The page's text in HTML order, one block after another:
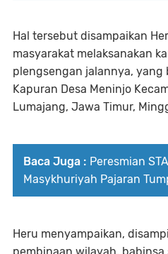
Hal tersebut disampaikan
masyarakat melaksanakan
plengsengan jalannya, yang
Kapuran Desa Meninjo
Lumajang, Jawa Timur,
Baca Juga : Peresmian
Masykhuriyah Pajaran
Heru menyampaikan,